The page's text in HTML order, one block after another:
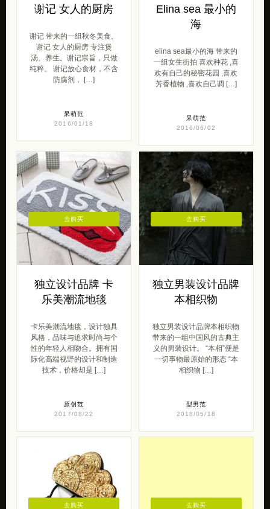
谢记 女人的厨房
谢记 带来的一组秋冬美食。
谢记 女人的厨房 专注煲
汤、养生。谢记宗旨，只做
纯粹。 谢记放心食材，不含
防腐剂， […]
呆萌范
2016/01/18
Elina sea 最小的
海
elina sea最小的海 带来的
一组女生街拍 喜欢种花 ,喜
欢有自己的秘密花园 ,喜欢
芳香植物 ,喜欢自己调 […]
呆萌范
2016/06/02
独立设计品牌 卡
乐美潮流地毯
卡乐美潮流地毯，设计独具
风格，品味与追求时尚与个
性的年轻人相吻合。拥有国
际化高端视野的设计和制造
技术，价格却是 […]
原创范
2017/08/22
去购买
独立男装设计品牌
本相织物
独立男装设计品牌本相织物
带来的一组中国风的古典主
义的男装设计。 “本相”便是
一切事物最原始的形态 “本
相织物 […]
型男范
2018/05/18
去购买
去购买 去购买